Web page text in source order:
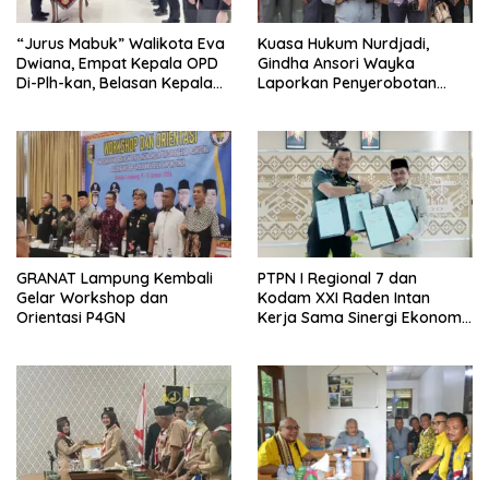
“Jurus Mabuk” Walikota Eva
Dwiana, Empat Kepala OPD
Di-Plh-kan, Belasan Kepala
Kuasa Hukum Nurdjadi,
Gindha Ansori Wayka
Laporkan Penyerobotan
GRANAT Lampung Kembali
Gelar Workshop dan
Orientasi P4GN
PTPN I Regional 7 dan
Kodam XXI Raden Intan
Kerja Sama Sinergi Ekonomi